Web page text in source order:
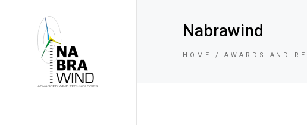
Nabrawind
HOME AWARDS AND